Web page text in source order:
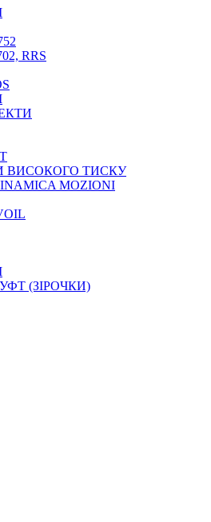
ДЛЯ ПАЛЬНОГО
RRS
ВИСОКОГО ТИСКУ
MOZIONI
(ЗІРОЧКИ)